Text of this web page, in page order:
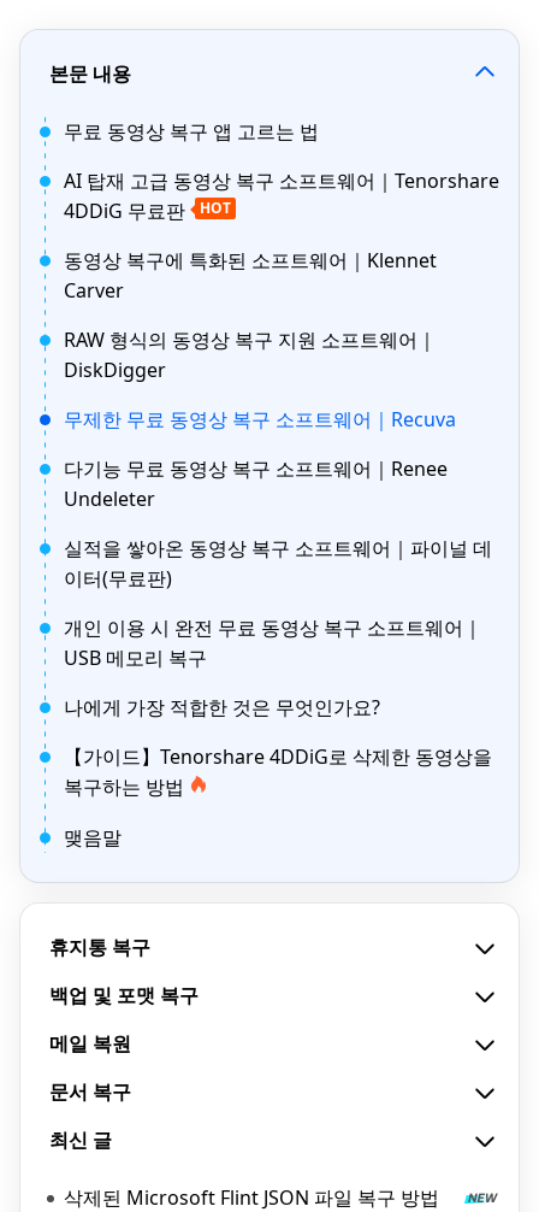
본문 내용
무료 동영상 복구 앱 고르는 법
AI 탑재 고급 동영상 복구 소프트웨어｜Tenorshare
4DDiG 무료판
HOT
동영상 복구에 특화된 소프트웨어｜Klennet
Carver
RAW 형식의 동영상 복구 지원 소프트웨어｜
DiskDigger
무제한 무료 동영상 복구 소프트웨어｜Recuva
다기능 무료 동영상 복구 소프트웨어｜Renee
Undeleter
실적을 쌓아온 동영상 복구 소프트웨어｜파이널 데
이터(무료판)
개인 이용 시 완전 무료 동영상 복구 소프트웨어｜
USB 메모리 복구
나에게 가장 적합한 것은 무엇인가요?
【가이드】Tenorshare 4DDiG로 삭제한 동영상을
복구하는 방법
맺음말
휴지통 복구
백업 및 포맷 복구
메일 복원
문서 복구
최신 글
삭제된 Microsoft Flint JSON 파일 복구 방법